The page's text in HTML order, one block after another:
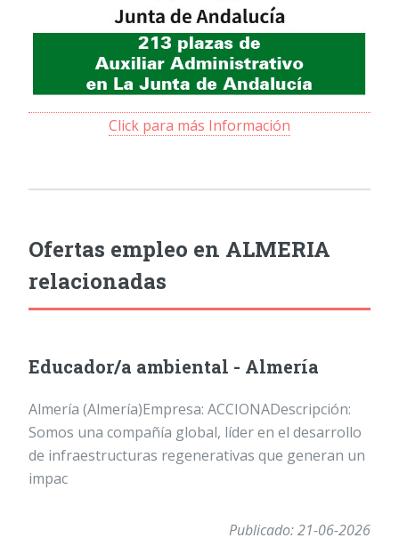
Click para más Información
Ofertas empleo en ALMERIA
relacionadas
Educador/a ambiental - Almería
Almería (Almería)Empresa: ACCIONADescripción:
Somos una compañía global, líder en el desarrollo
de infraestructuras regenerativas que generan un
impac
Publicado: 21-06-2026